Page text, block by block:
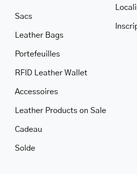
Sacs
Leather Bags
Portefeuilles
RFID Leather Wallet
Accessoires
Leather Products on Sale
Cadeau
Solde